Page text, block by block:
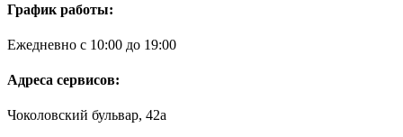
График работы:
Ежедневно с 10:00 до 19:00
Адреса сервисов:
Чоколовский бульвар, 42а